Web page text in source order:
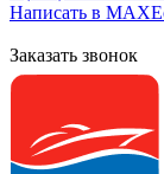
Написать в MAX
Заказать звонок